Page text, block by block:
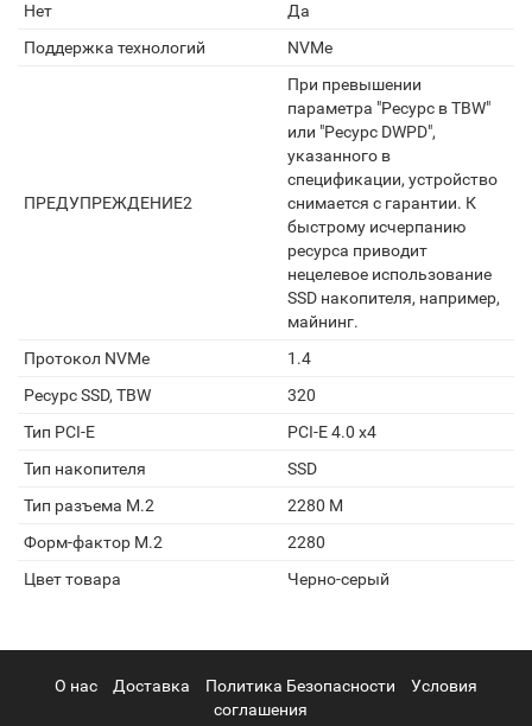
Нет
Да
Поддержка технологий
NVMe
ПРЕДУПРЕЖДЕНИЕ2
При превышении
параметра "Ресурс в TBW"
или "Ресурс DWPD",
указанного в
спецификации, устройство
снимается с гарантии. К
быстрому исчерпанию
ресурса приводит
нецелевое использование
SSD накопителя, например,
майнинг.
Протокол NVMe
1.4
Ресурс SSD, TBW
320
Тип PCI-E
PCI-E 4.0 x4
Тип накопителя
SSD
Тип разъема M.2
2280 M
Форм-фактор M.2
2280
Цвет товара
Черно-серый
О нас Доставка Политика Безопасности
Условия
соглашения